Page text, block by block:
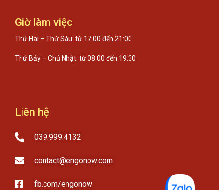
Giờ làm việc
Thứ Hai – Thứ Sáu: từ 17:00 đến 21:00
Thứ Bảy – Chủ Nhật: từ 08:00 đến 19:30
Liên hệ
039.999.4132
contact@engonow.com
fb.com/engonow​